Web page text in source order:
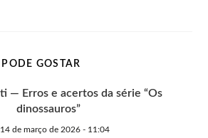
k
p
e
GOSTAR
— Erros e acertos da série “Os
dinossauros”
14 de março de 2026 - 11:04